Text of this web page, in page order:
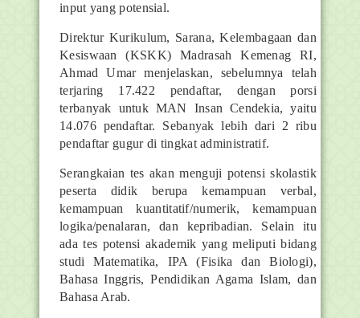
input yang potensial.
Direktur Kurikulum, Sarana, Kelembagaan dan
Kesiswaan (KSKK) Madrasah Kemenag RI,
Ahmad Umar menjelaskan, sebelumnya telah
terjaring 17.422 pendaftar, dengan porsi
terbanyak untuk MAN Insan Cendekia, yaitu
14.076 pendaftar. Sebanyak lebih dari 2 ribu
pendaftar gugur di tingkat administratif.
Serangkaian tes akan menguji potensi skolastik
peserta didik berupa kemampuan verbal,
kemampuan kuantitatif/numerik, kemampuan
logika/penalaran, dan kepribadian. Selain itu
ada tes potensi akademik yang meliputi bidang
studi Matematika, IPA (Fisika dan Biologi),
Bahasa Inggris, Pendidikan Agama Islam, dan
Bahasa Arab.